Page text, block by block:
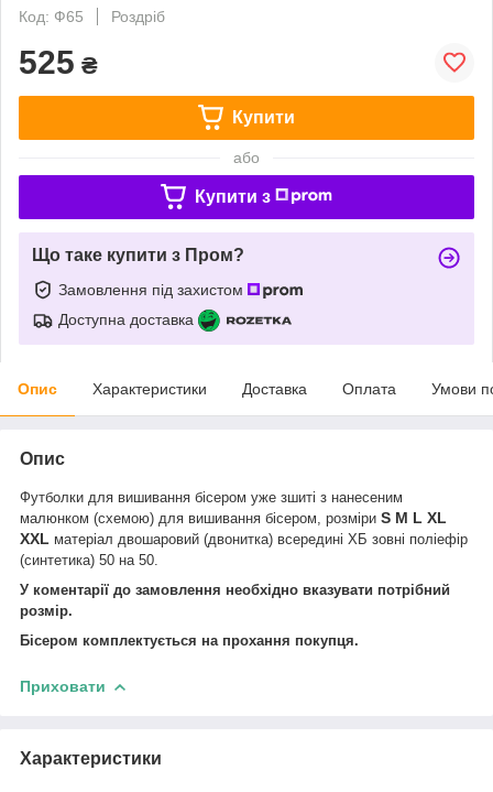
Код: Ф65
Роздріб
525 ₴
Купити
або
Купити з
Що таке купити з Пром?
Замовлення під захистом
Доступна доставка
Опис Характеристики Доставка Оплата Умови
Опис
Футболки для вишивання бісером уже зшиті з нанесеним
малюнком (схемою) для вишивання бісером, розміри S M L XL
XXL матеріал двошаровий (двонитка) всередині ХБ зовні поліефір
(синтетика) 50 на 50.
У коментарії до замовлення необхідно вказувати потрібний
розмір.
Бісером комплектується на прохання покупця.
Приховати
Характеристики